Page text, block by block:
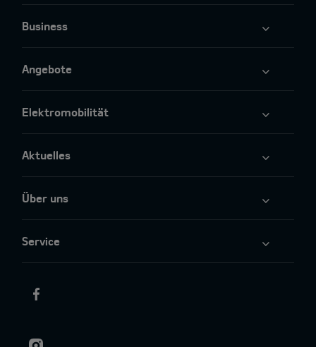
Business
Angebote
Elektromobilität
Aktuelles
Über uns
Service